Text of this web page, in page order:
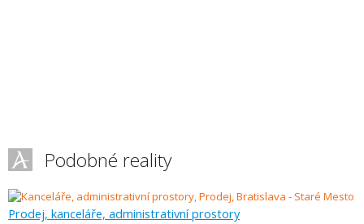
Podobné reality
Prodej, kanceláře, administrativní prostory